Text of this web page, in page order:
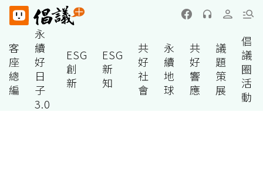
客
座
總
編
永
續
好
日
子
3.0
ESG
創
新
ESG
新
知
共
好
社
會
永
續
地
球
共
好
響
應
議
題
策
展
倡
議
圈
活
動